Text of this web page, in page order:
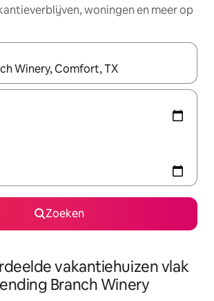
woningen en meer op
beschikbaar zijn, maak je een keuze
Zoeken
vakantiehuizen vlak
Branch Winery